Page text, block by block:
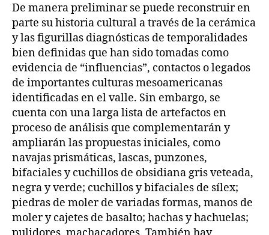
De manera preliminar se puede reconstruir en
parte su historia cultural a través de la cerámica
y las figurillas diagnósticas de temporalidades
bien definidas que han sido tomadas como
evidencia de “influencias”, contactos o legados
de importantes culturas mesoamericanas
identificadas en el valle. Sin embargo, se
cuenta con una larga lista de artefactos en
proceso de análisis que complementarán y
ampliarán las propuestas iniciales, como
navajas prismáticas, lascas, punzones,
bifaciales y cuchillos de obsidiana gris veteada,
negra y verde; cuchillos y bifaciales de sílex;
piedras de moler de variadas formas, manos de
moler y cajetes de basalto; hachas y hachuelas;